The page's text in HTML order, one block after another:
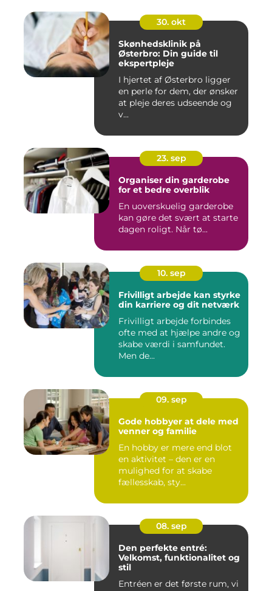
30. okt
Skønhedsklinik på
Østerbro: Din guide til
ekspertpleje
I hjertet af Østerbro ligger
en perle for dem, der ønsker
at pleje deres udseende og
v...
23. sep
Organiser din garderobe
for et bedre overblik
En uoverskuelig garderobe
kan gøre det svært at starte
dagen roligt. Når tø...
10. sep
Frivilligt arbejde kan styrke
din karriere og dit netværk
Frivilligt arbejde forbindes
ofte med at hjælpe andre og
skabe værdi i samfundet.
Men de...
09. sep
Gode hobbyer at dele med
venner og familie
En hobby er mere end blot
en aktivitet – den er en
mulighed for at skabe
fællesskab, sty...
08. sep
Den perfekte entré:
Velkomst, funktionalitet og
stil
Entréen er det første rum, vi